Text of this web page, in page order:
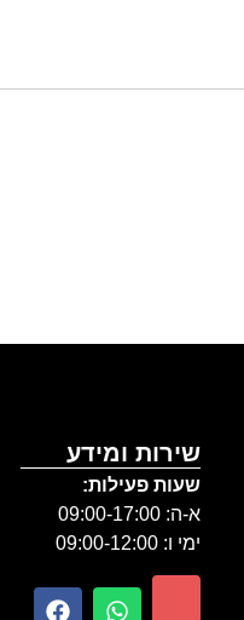
שירות ומידע
שעות פעילות:
א-ה: 09:00-17:00
ימי ו: 09:00-12:00